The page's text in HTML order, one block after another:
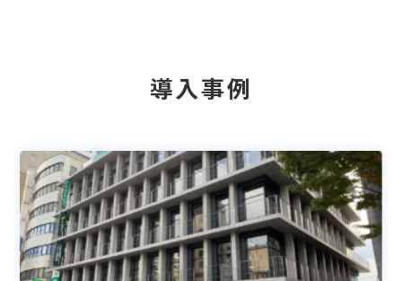
導入事例